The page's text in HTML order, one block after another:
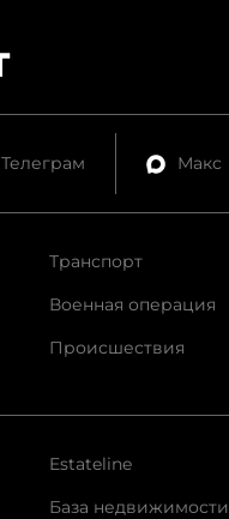
Телеграм Макс
Транспорт
Военная операция
Происшествия
Estateline
База недвижимости